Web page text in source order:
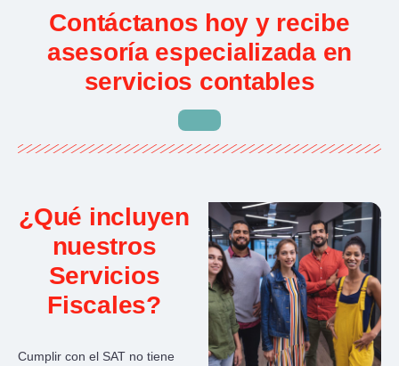
Contáctanos hoy y recibe
asesoría especializada en
servicios contables
¿Qué incluyen
nuestros
Servicios
Fiscales?
Cumplir con el SAT no tiene